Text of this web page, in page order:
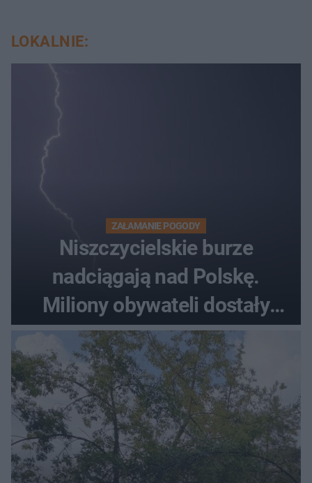
LOKALNIE:
ZAŁAMANIE POGODY
Niszczycielskie burze
nadciągają nad Polskę.
Miliony obywateli dostały
wiadomości z pilnym
ostrzeżeniem